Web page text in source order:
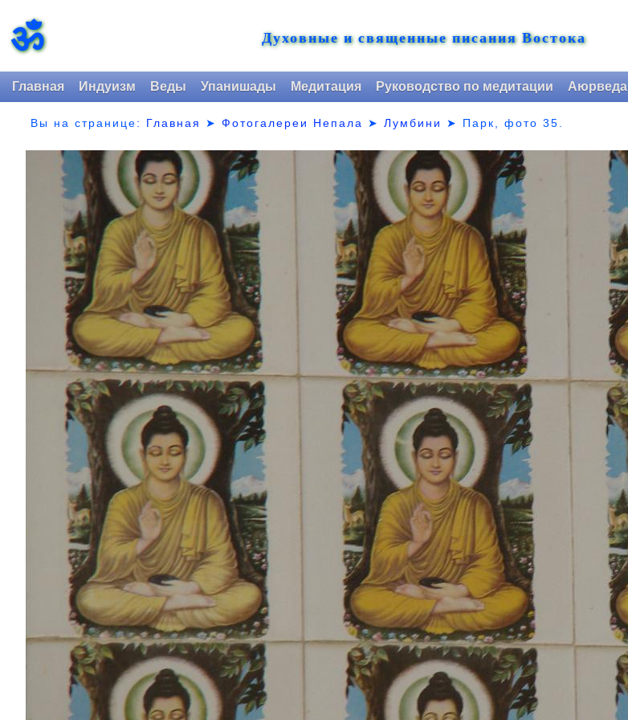
ॐ Духовные и священные писания Востока
Главная Индуизм Веды Упанишады Медитация Руководство по медитации Аюрведа
Вы на странице: Главная ➤Фотогалереи Непала ➤Лумбини ➤ Парк,фото 35.